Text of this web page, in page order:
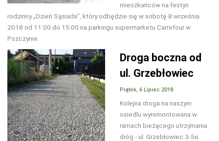
mieszkańców na festyn
rodzinny „Dzień Sąsiada”, który odbędzie się w sobotę 8 września
2018 od 11:00 do 15:00 na parkingu supermarketu Carrefour w
Pszczynie.
Droga boczna od
ul. Grzebłowiec
Piątek, 6 Lipiec 2018
Kolejna droga na naszym
osiedlu wyremontowana w
ramach bieżącego utrzymania
dróg - ul. Grzebłowiec 3-5e.